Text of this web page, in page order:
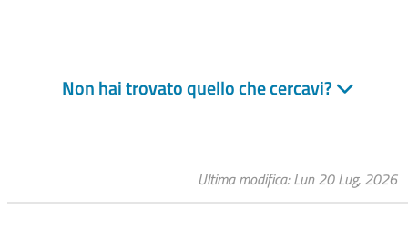
Non hai trovato quello che cercavi?
Ultima modifica Lun 20 Lug, 2026